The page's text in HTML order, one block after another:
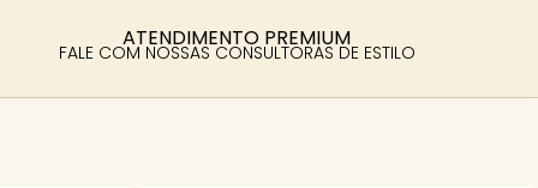
ATENDIMENTO PREMIUM
FALE COM NOSSAS CONSULTORAS DE ESTILO